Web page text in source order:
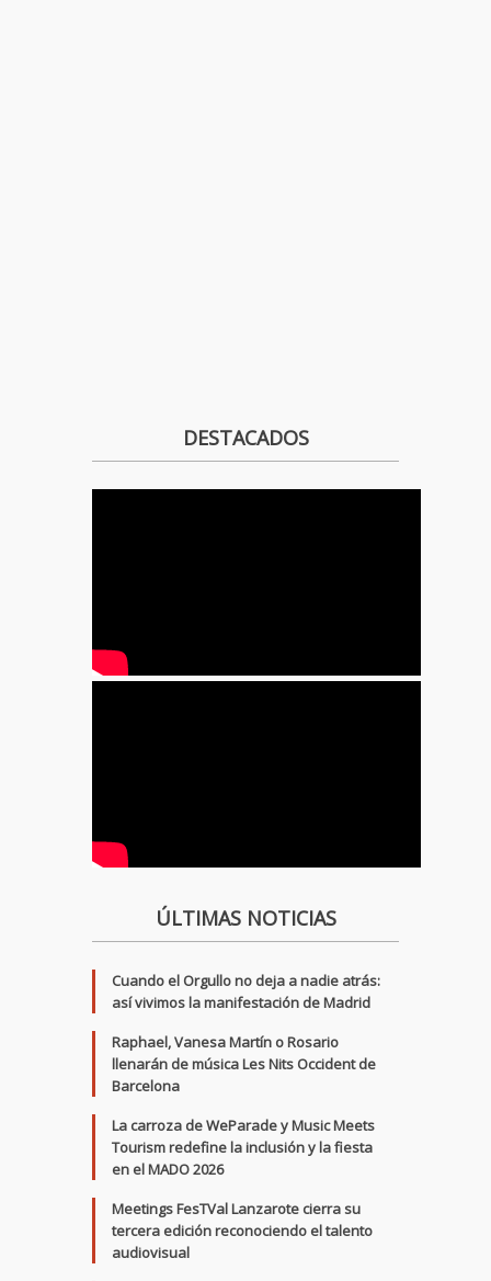
DESTACADOS
ÚLTIMAS NOTICIAS
Cuando el Orgullo no deja a nadie atrás:
así vivimos la manifestación de Madrid
Raphael, Vanesa Martín o Rosario
llenarán de música Les Nits Occident de
Barcelona
La carroza de WeParade y Music Meets
Tourism redefine la inclusión y la fiesta
en el MADO 2026
Meetings FesTVal Lanzarote cierra su
tercera edición reconociendo el talento
audiovisual